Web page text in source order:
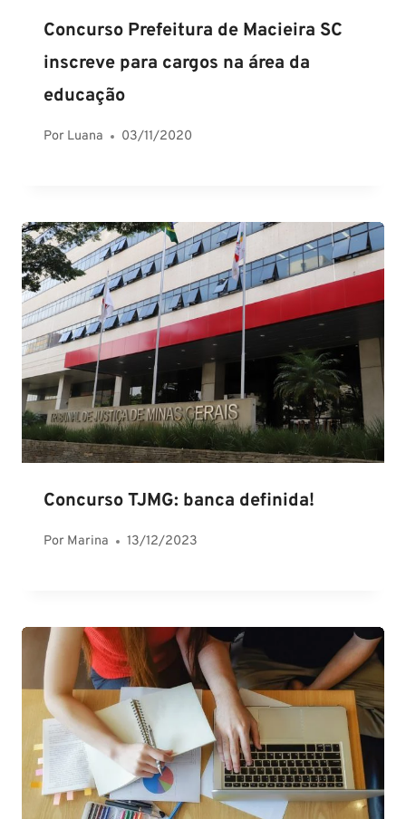
Concurso Prefeitura de Macieira SC
inscreve para cargos na área da
educação
Por Luana 03/11/2020
Concurso TJMG: banca definida!
Por Marina 13/12/2023